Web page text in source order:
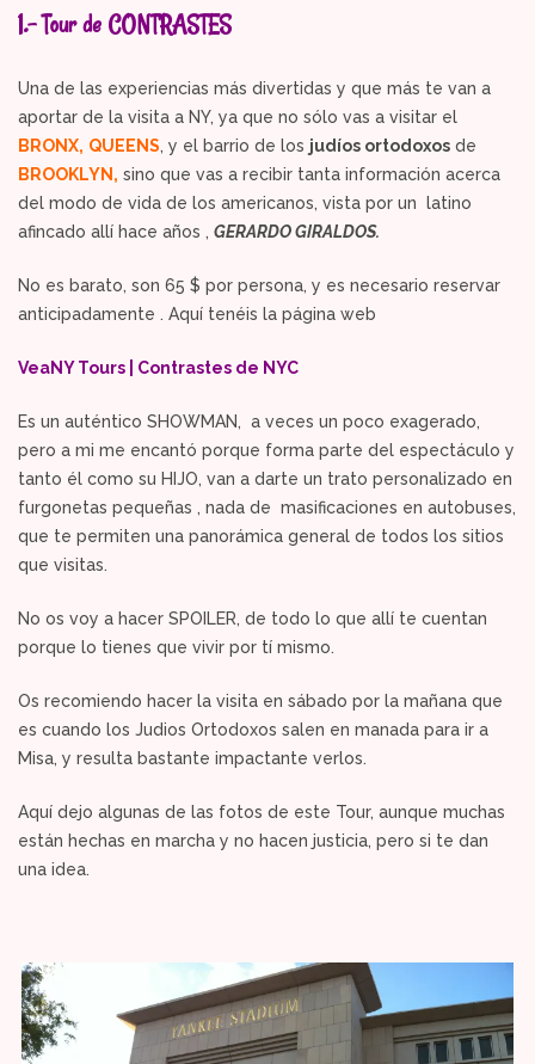
1.- Tour de CONTRASTES
Una de las experiencias más divertidas y que más te van a
aportar de la visita a NY, ya que no sólo vas a visitar el
BRONX, QUEENS, y el barrio de los judíos ortodoxos de
BROOKLYN, sino que vas a recibir tanta información acerca
del modo de vida de los americanos, vista por un latino
afincado allí hace años , GERARDO GIRALDOS.
No es barato, son 65 $ por persona, y es necesario reservar
anticipadamente . Aquí tenéis la página web
VeaNY Tours | Contrastes de NYC
Es un auténtico SHOWMAN, a veces un poco exagerado,
pero a mi me encantó porque forma parte del espectáculo y
tanto él como su HIJO, van a darte un trato personalizado en
furgonetas pequeñas , nada de masificaciones en autobuses,
que te permiten una panorámica general de todos los sitios
que visitas.
No os voy a hacer SPOILER, de todo lo que allí te cuentan
porque lo tienes que vivir por tí mismo.
Os recomiendo hacer la visita en sábado por la mañana que
es cuando los Judios Ortodoxos salen en manada para ir a
Misa, y resulta bastante impactante verlos.
Aquí dejo algunas de las fotos de este Tour, aunque muchas
están hechas en marcha y no hacen justicia, pero si te dan
una idea.